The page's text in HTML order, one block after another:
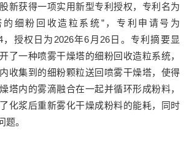
新获得一项实用新型专利授权，专利名为
的细粉回收造粒系统”，专利申请号为
，授权日为2026年6月26日。专利摘要显
了一种喷雾干燥塔的细粉回收造粒系统，
收集到的细粉颗粒送回喷雾干燥塔，使得
塔内的雾滴融合在一起并循环形成粉料，
化浆后重新雾化干燥成粉料的能耗，同时
。